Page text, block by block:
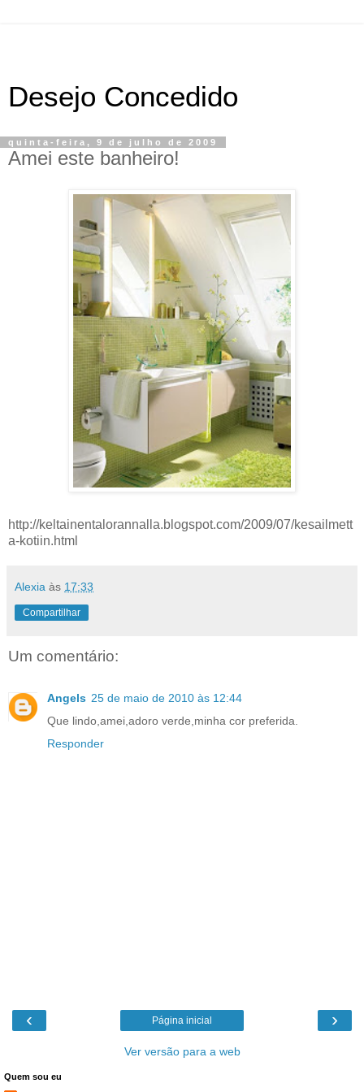
Desejo Concedido
quinta-feira, 9 de julho de 2009
Amei este banheiro!
http://keltainentalorannalla.blogspot.com/2009/07/kesailmett
a-kotiin.html
Alexia às 17:33
Compartilhar
Um comentário:
Angels 25 de maio de 2010 às 12:44
Que lindo,amei,adoro verde,minha cor preferida.
Responder
‹ ›
Página inicial
Ver versão para a web
Quem sou eu